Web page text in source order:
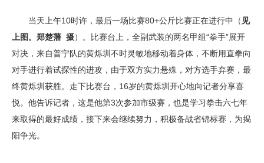
当天上午10时许，最后一场比赛80+公斤比赛正在进行中（ 见
上图。郑楚藩 摄）。比赛台上，全副武装的两名甲组“拳手”展开
对决，来自普宁队的黄烁圳不时灵敏地移动着身体，不断用直拳向
对手进行着试探性的进攻，由于双方实力悬殊，对方选手弃赛，最
终黄烁圳获胜。走下比赛台，16岁的黄烁圳开心地向记者分享喜
悦。他告诉记者，这是他第3次参加市级赛，也是学习拳击六七年
来取得的最好成绩，接下来会继续努力，积极备战省锦标赛，为揭
阳争光。